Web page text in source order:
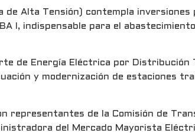
de Alta Tensión) contempla
I, indispensable para el
de Energía Eléctrica por
y modernización de estaciones
representantes de la Comisión de
del Mercado Mayorista